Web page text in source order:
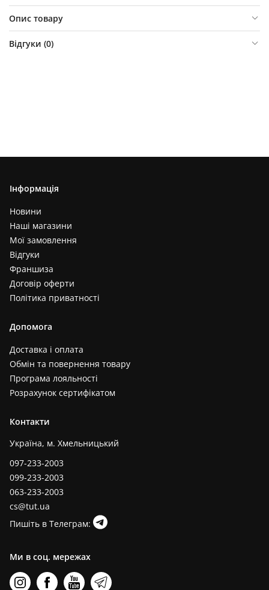
Опис товару
Відгуки (0)
Інформація
Новини
Наші магазини
Мої замовлення
Відгуки
Франшиза
Договір оферти
Політика приватності
Допомога
Доставка і оплата
Обмін та повернення товару
Програма лояльності
Розрахунок сертифікатом
Контакти
Україна, м. Хмельницький
097-233-2003
099-233-2003
063-233-2003
cs@tut.ua
Пишіть в Телеграм:
Ми в соц. мережах